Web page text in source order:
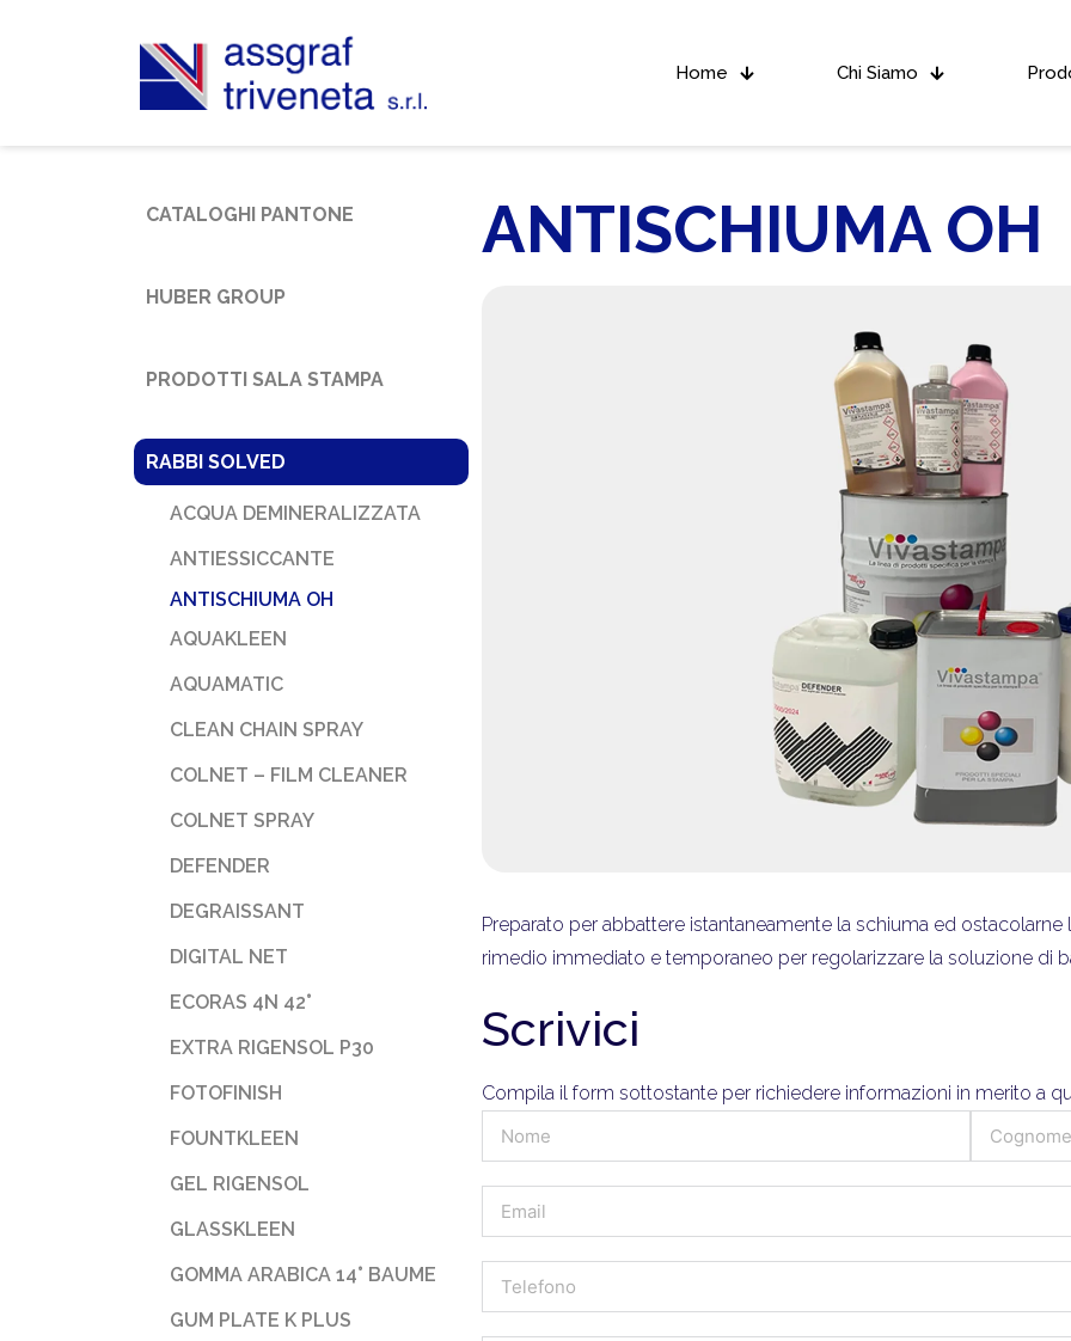
Home Chi Siamo
CATALOGHI PANTONE
HUBER GROUP
PRODOTTI SALA STAMPA
RABBI SOLVED
ACQUA DEMINERALIZZATA
ANTIESSICCANTE
ANTISCHIUMA OH
AQUAKLEEN
AQUAMATIC
CLEAN CHAIN SPRAY
COLNET – FILM CLEANER
COLNET SPRAY
DEFENDER
DEGRAISSANT
DIGITAL NET
ECORAS 4N 42°
EXTRA RIGENSOL P30
FOTOFINISH
FOUNTKLEEN
GEL RIGENSOL
GLASSKLEEN
GOMMA ARABICA 14° BAUME
GUM PLATE K PLUS
ANTISCHIUMA OH
Preparato per abbattere istantaneamente la schiuma ed
rimedio immediato e temporaneo per regolarizzare la soluzione di
Scrivici
Compila il form sottostante per richiedere informazioni in merito a